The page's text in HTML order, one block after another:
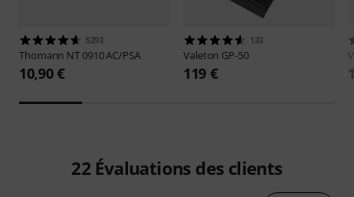
5293
Thomann NT 0910 AC/PSA
10,90 €
133
Valeton GP-50
119 €
22 Évaluations des clients